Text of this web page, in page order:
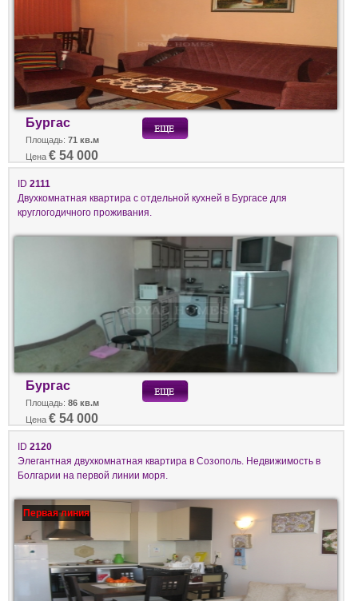
Бургас
Площадь: 71 кв.м
Цена € 54 000
ID 2111
Двухкомнатная квартира с отдельной кухней в Бургасе для
круглогодичного проживания.
Бургас
Площадь: 86 кв.м
Цена € 54 000
ID 2120
Элегантная двухкомнатная квартира в Созополь. Недвижимость в
Болгарии на первой линии моря.
Первая линия